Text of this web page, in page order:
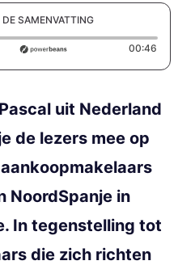
SAMENVATTING
0 seconds 00:46
uit Nederland
de lezers mee op
NoordSpanje in
In tegenstelling tot
die zich richten